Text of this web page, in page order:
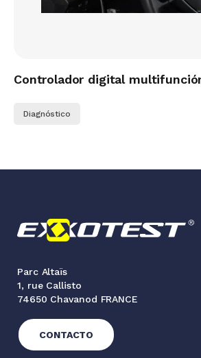
Controlador digital
Diagnóstico
Parc Altaïs
1, rue Callisto
74650 Chavanod FRANCE
CONTACTO